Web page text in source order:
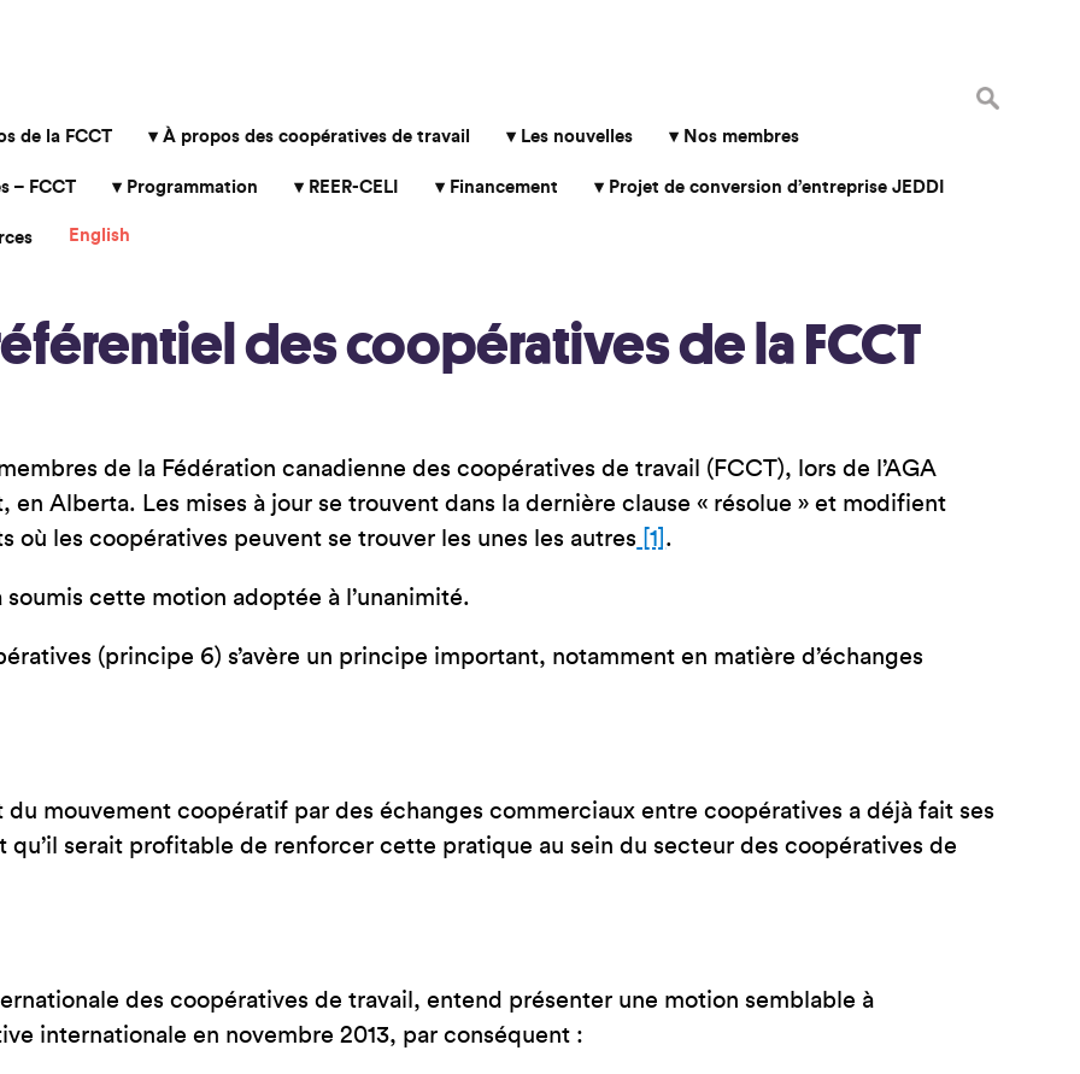
Rechercher
de la FCCT À propos des coopératives de travail Les nouvelles Nos membres
– FCCT Programmation REER-CELI Financement Projet de conversion d’entreprise JEDDI
English
des coopératives de la FCCT
de la Fédération canadienne des coopératives de travail (FCCT), lors de l’AGA
en Alberta. Les mises à jour se trouvent dans la dernière clause « résolue » et modifient
où les coopératives peuvent se trouver les unes les autres [1] .
cette motion adoptée à l’unanimité.
(principe 6) s’avère un principe important, notamment en matière d’échanges
mouvement coopératif par des échanges commerciaux entre coopératives a déjà fait ses
qu’il serait profitable de renforcer cette pratique au sein du secteur des coopératives de
des coopératives de travail, entend présenter une motion semblable à
internationale en novembre 2013, par conséquent :